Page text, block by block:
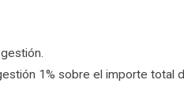
1% sobre el importe total